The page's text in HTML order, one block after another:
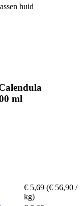
huid
ml
€ 5,69 (€ 56,90 /
kg)